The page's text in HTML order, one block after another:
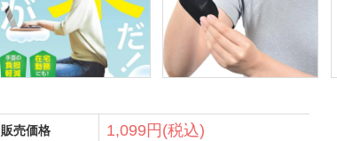
販売価格 1,099円(税込)